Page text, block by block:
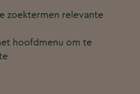
zoektermen relevante
hoofdmenu om te